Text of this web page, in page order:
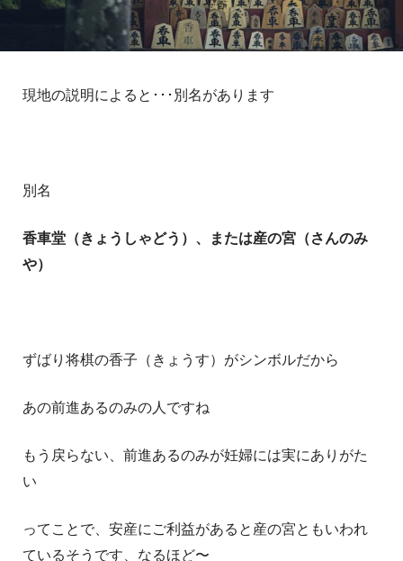
現地の説明によると･･･別名があります
別名
香車堂（きょうしゃどう）、または産の宮（さんのみ
や）
ずばり将棋の香子（きょうす）がシンボルだから
あの前進あるのみの人ですね
もう戻らない、前進あるのみが妊婦には実にありがた
い
ってことで、安産にご利益があると産の宮ともいわれ
ているそうです、なるほど〜